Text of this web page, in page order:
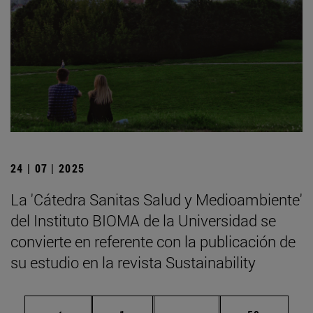
24 | 07 | 2025
La 'Cátedra Sanitas Salud y Medioambiente'
del Instituto BIOMA de la Universidad se
convierte en referente con la publicación de
su estudio en la revista Sustainability